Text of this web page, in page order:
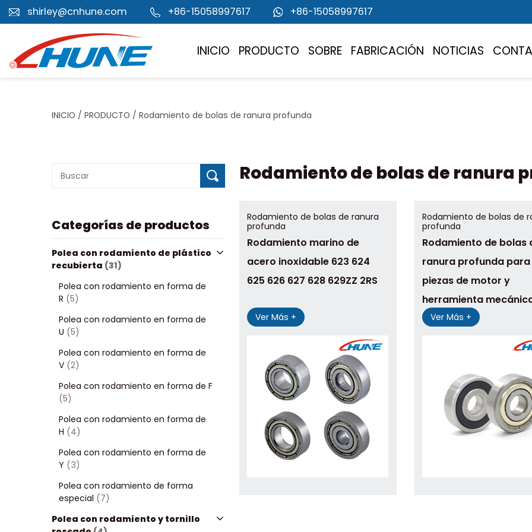
shirley@cnhune.com +86-15058997617 +86-15058997617
INICIO PRODUCTO SOBRE FABRICACIÓN NOTICIAS
INICIO / PRODUCTO / Rodamiento de bolas de ranura profunda
Categorías de productos
Polea con rodamiento de plástico
recubierta (31)
Polea con rodamiento en forma de
R (5)
Polea con rodamiento en forma de
U (5)
Polea con rodamiento en forma de
V (2)
Polea con rodamiento en forma de F
(5)
Polea con rodamiento en forma de
H (4)
Polea con rodamiento en forma de
Y (3)
Polea con rodamiento de forma
especial (7)
Polea con rodamiento y tornillo
Rodamiento de bolas de ranura
Rodamiento de bolas de ranura
profunda
Rodamiento marino de
acero inoxidable 623 624
625 626 627 628 629ZZ 2RS
Ver Más +
Rodamiento de bolas de
profunda
Rodamiento de bolas
ranura profunda para
piezas de motor y
herramienta
Ver Más +